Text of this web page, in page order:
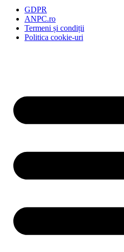
GDPR
ANPC.ro
Termeni și condiții
Politica cookie-uri